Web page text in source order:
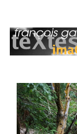
François